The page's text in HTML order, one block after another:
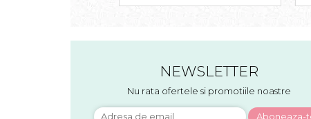
NEWSLETTER
Nu rata ofertele si promotiile noastre